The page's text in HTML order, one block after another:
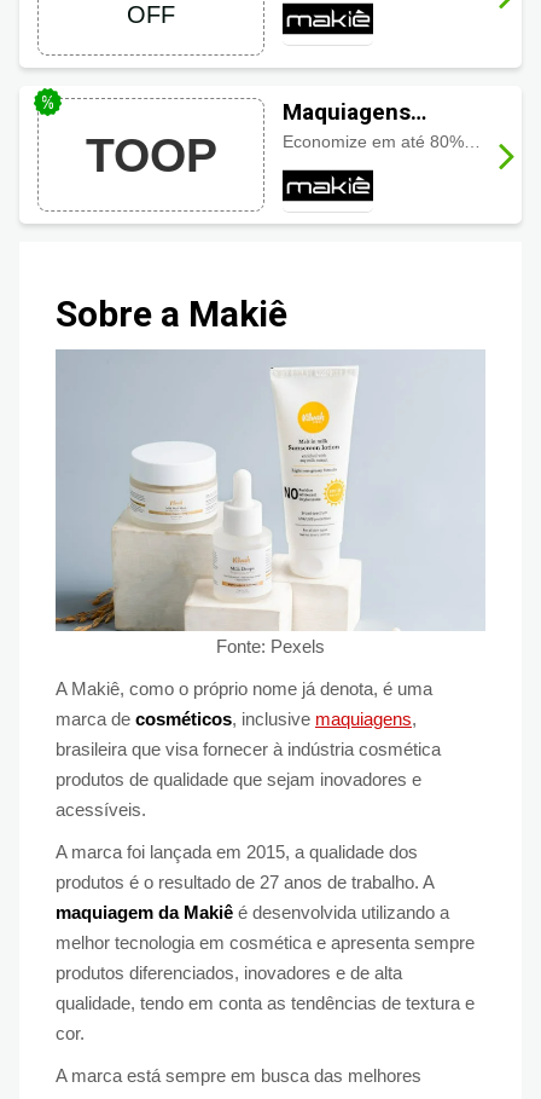
OFF
TOOP
Maquiagens
Makiê!
Economize em até 80% na compra de maquiagens.
Sobre a Makiê
Fonte: Pexels
A Makiê, como o próprio nome já denota, é uma
marca de cosméticos, inclusive maquiagens,
brasileira que visa fornecer à indústria cosmética
produtos de qualidade que sejam inovadores e
acessíveis.
A marca foi lançada em 2015, a qualidade dos
produtos é o resultado de 27 anos de trabalho. A
maquiagem da Makiê é desenvolvida utilizando a
melhor tecnologia em cosmética e apresenta sempre
produtos diferenciados, inovadores e de alta
qualidade, tendo em conta as tendências de textura e
cor.
A marca está sempre em busca das melhores